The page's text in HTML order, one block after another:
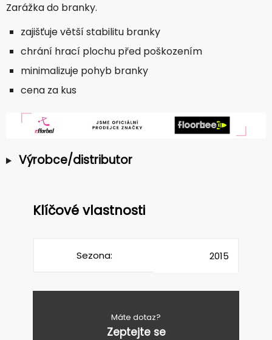
Zarážka do branky.
zajišťuje větší stabilitu branky
chrání hrací plochu před poškozením
minimalizuje pohyb branky
cena za kus
Výrobce/distributor
Klíčové vlastnosti
Sezona: 2015
Máte dotaz?
Zeptejte se